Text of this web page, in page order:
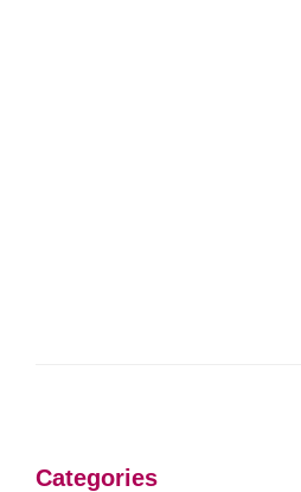
Categories